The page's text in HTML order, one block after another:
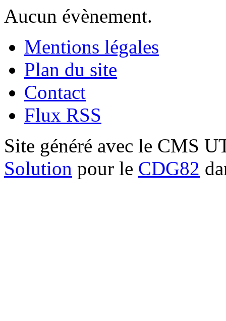
Aucun évènement.
Mentions légales
Plan du site
Contact
Flux RSS
Site généré avec le CMS
Solution pour le CDG82